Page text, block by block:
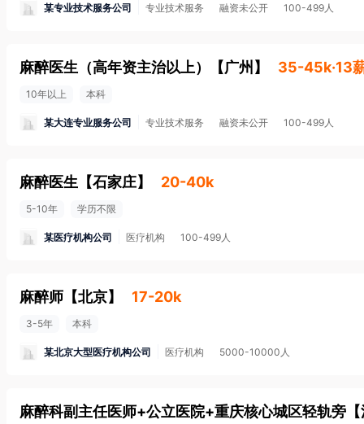
某专业技术服务公司 专业技术服务 融资未公开 100-499人
麻醉医生（高年资主治以上） 【广州 】 35-45k·13
10年以上 本科
某大连专业服务公司 专业技术服务 融资未公开 100-499人
麻醉医生 【石家庄】 20-40k
5-10年 学历不限
某医疗机构公司 医疗机构 100-499人
麻醉师 【北京】 17-20k
3-5年 本科
某北京大型医疗机构公司 医疗机构 5000-10000人
麻醉科副主任医师+公立医院+重庆核心城区轻轨旁 【